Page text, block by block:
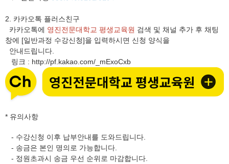
2. 카카오톡 플러스친구
카카오톡에 영진전문대학교 평생교육원 검색 및 채널 추가 후 채팅
창에 [일반과정 수강신청]을 입력하시면 신청 양식을
안내드립니다.
링크 : http://pf.kakao.com/_mExoCxb
* 유의사항
- 수강신청 이후 납부안내를 도와드립니다.
- 송금은 본인 명의로 가능합니다.
- 정원초과시 송금 우선 순위로 마감합니다.